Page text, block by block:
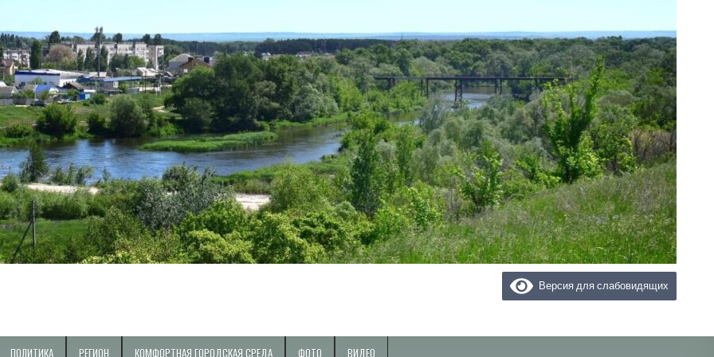
Версия для слабовидящих
ПОЛИТИКА РЕГИОН КОМФОРТНАЯ ГОРОДСКАЯ СРЕДА ФОТО ВИДЕО